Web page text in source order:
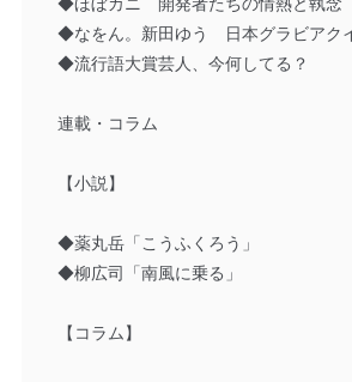
◆なをん。新田ゆう 日本グラビアク
◆流行語大賞芸人、今何してる？
連載・コラム
【小説】
◆薬丸岳「こうふくろう」
◆柳広司「南風に乗る」
【コラム】